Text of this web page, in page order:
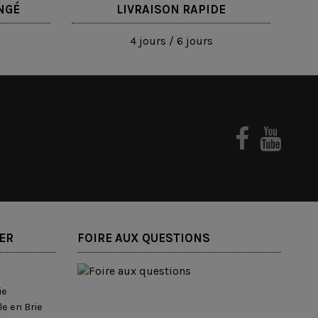
LIVRAISON RAPIDE
4 jours / 6 jours
en Brie
FOIRE AUX QUESTIONS